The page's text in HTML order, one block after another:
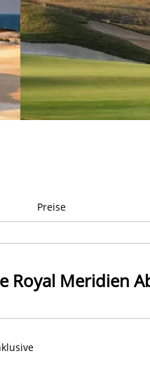
Preise
Royal Meridien